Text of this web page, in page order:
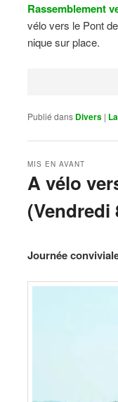
Rassemblement
vélo vers le Pont
nique sur place.
Publié dans Divers |
A vélo
(Vendredi
MIS EN AVANT
Journée